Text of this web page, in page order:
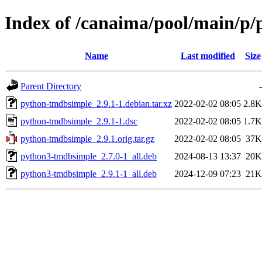
Index of /canaima/pool/main/
Name Last modified Size
Parent Directory
-
python-tmdbsimple_2.9.1-1.debian.tar.xz 2022-02-02 08:05 2.8K
python-tmdbsimple_2.9.1-1.dsc
2022-02-02 08:05 1.7K
python-tmdbsimple_2.9.1.orig.tar.gz
2022-02-02 08:05 37K
python3-tmdbsimple_2.7.0-1_all.deb
2024-08-13 13:37 20K
python3-tmdbsimple_2.9.1-1_all.deb
2024-12-09 07:23 21K